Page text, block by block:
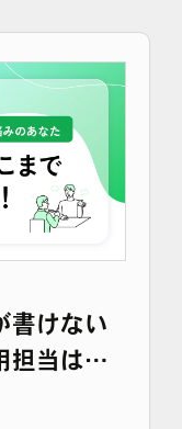
ンロード
書けない
担当はそ